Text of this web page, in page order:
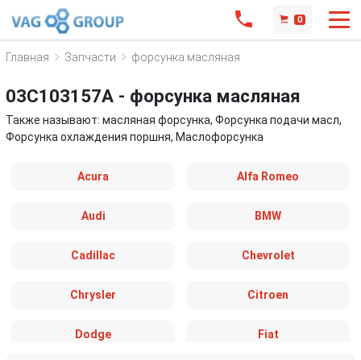
0
Главная Запчасти форсунка масляная
03C103157A - форсунка масляная
Также называют: масляная форсунка, Форсунка подачи масл,
Форсунка охлаждения поршня, Маслофорсунка
Acura Alfa Romeo
Audi BMW
Cadillac Chevrolet
Chrysler Citroen
Dodge Fiat